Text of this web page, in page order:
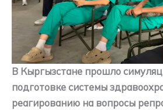
В Кыргызстане прошло
подготовке системы
реагированию на вопросы